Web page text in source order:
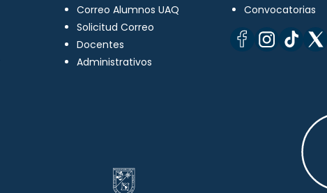
Correo Alumnos UAQ
Solicitud Correo
Docentes
Administrativos
Convocatorias